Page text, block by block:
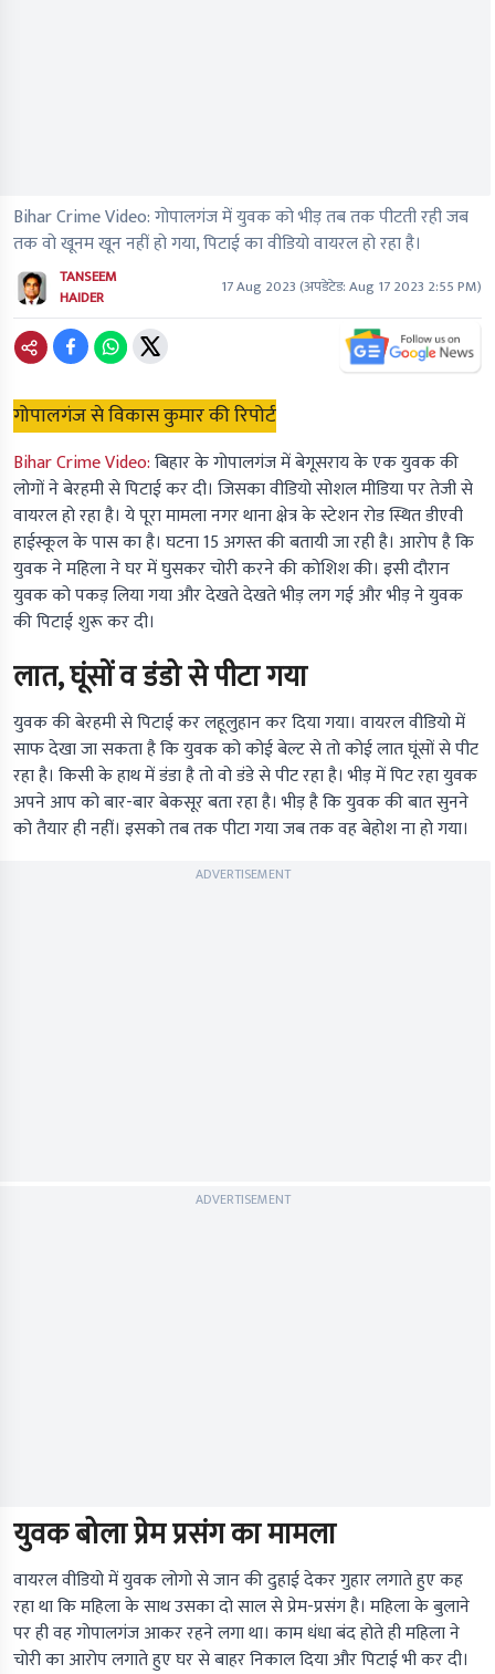
Bihar Crime Video: गोपालगंज में युवक को भीड़ तब तक पीटती रही जब
तक वो खूनम खून नहीं हो गया, पिटाई का वीडियो वायरल हो रहा है।
TANSEEM
HAIDER
17 Aug 2023(अपडेटेड:Aug 17 2023 2:55 PM)
गोपालगंज से विकास कुमार की रिपोर्ट
Bihar Crime Video:बिहार के गोपालगंज में बेगूसराय के एक युवक की
लोगों ने बेरहमी से पिटाई कर दी। जिसका वीडियो सोशल मीडिया पर तेजी से
वायरल हो रहा है। ये पूरा मामला नगर थाना क्षेत्र के स्टेशन रोड स्थित डीएवी
हाईस्कूल के पास का है। घटना 15 अगस्त की बतायी जा रही है। आरोप है कि
युवक ने महिला ने घर में घुसकर चोरी करने की कोशिश की। इसी दौरान
युवक को पकड़ लिया गया और देखते देखते भीड़ लग गई और भीड़ ने युवक
की पिटाई शुरू कर दी।
लात, घूंसों व डंडो से पीटा गया
युवक की बेरहमी से पिटाई कर लहूलुहान कर दिया गया। वायरल वीडियो में
साफ देखा जा सकता है कि युवक को कोई बेल्ट से तो कोई लात घूंसों से पीट
रहा है। किसी के हाथ में डंडा है तो वो डंडे से पीट रहा है। भीड़ में पिट रहा युवक
अपने आप को बार-बार बेकसूर बता रहा है। भीड़ है कि युवक की बात सुनने
को तैयार ही नहीं। इसको तब तक पीटा गया जब तक वह बेहोश ना हो गया।
ADVERTISEMENT
ADVERTISEMENT
युवक बोला प्रेम प्रसंग का मामला
वायरल वीडियो में युवक लोगो से जान की दुहाई देकर गुहार लगाते हुए कह
रहा था कि महिला के साथ उसका दो साल से प्रेम-प्रसंग है। महिला के बुलाने
पर ही वह गोपालगंज आकर रहने लगा था। काम धंधा बंद होते ही महिला ने
चोरी का आरोप लगाते हुए घर से बाहर निकाल दिया और पिटाई भी कर दी।